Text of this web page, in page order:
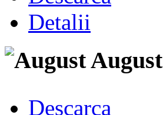
Detalii
August
Descarca